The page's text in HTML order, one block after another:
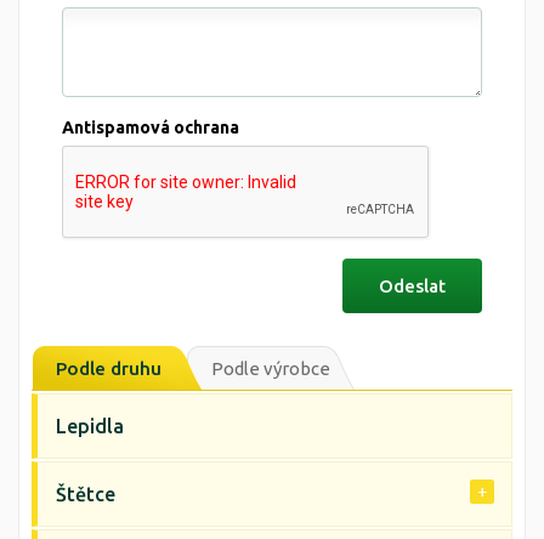
Antispamová ochrana
Podle druhu Podle výrobce
Lepidla
Štětce